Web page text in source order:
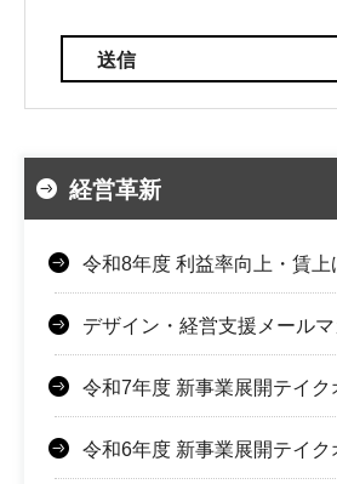
経営革新
令和8年度 利益率向上・賃上
デザイン・経営支援メール
令和7年度 新事業展開テイク
令和6年度 新事業展開テイク